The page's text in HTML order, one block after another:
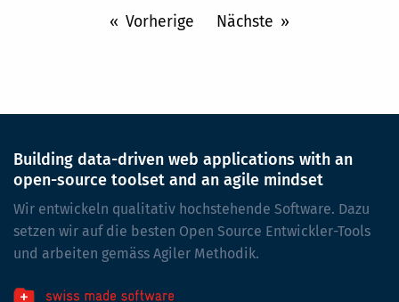
Vorherige Nächste
Building data-driven web applications with an
open-source toolset and an agile mindset
Wir entwickeln qualitativ hochstehende Software. Dazu
setzen wir auf die besten Open Source Entwickler-Tools
und arbeiten gemäss Agiler Methodik.